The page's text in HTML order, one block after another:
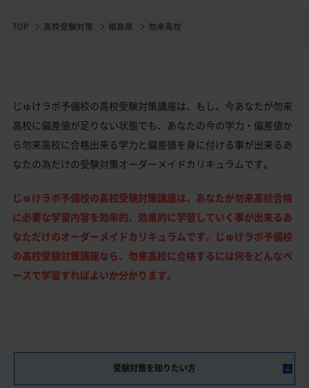
TOP 高校受験対策 福島県 勿来高校
じゅけラボ予備校の高校受験対策講座は、もし、今あなたが勿来
高校に偏差値が足りない状態でも、あなたの今の学力・偏差値か
ら勿来高校に合格出来る学力と偏差値を身に付ける事が出来るあ
なたの為だけの受験対策オーダーメイドカリキュラムです。
じゅけラボ予備校の高校受験対策講座は、あなたが勿来高校合格
に必要な学習内容を効率的、効果的に学習していく事が出来るあ
なただけのオーダーメイドカリキュラムです。じゅけラボ予備校
の高校受験対策講座なら、勿来高校に合格するには何をどんなペ
ースで学習すればよいか分かります。
受験対策を知りたい方